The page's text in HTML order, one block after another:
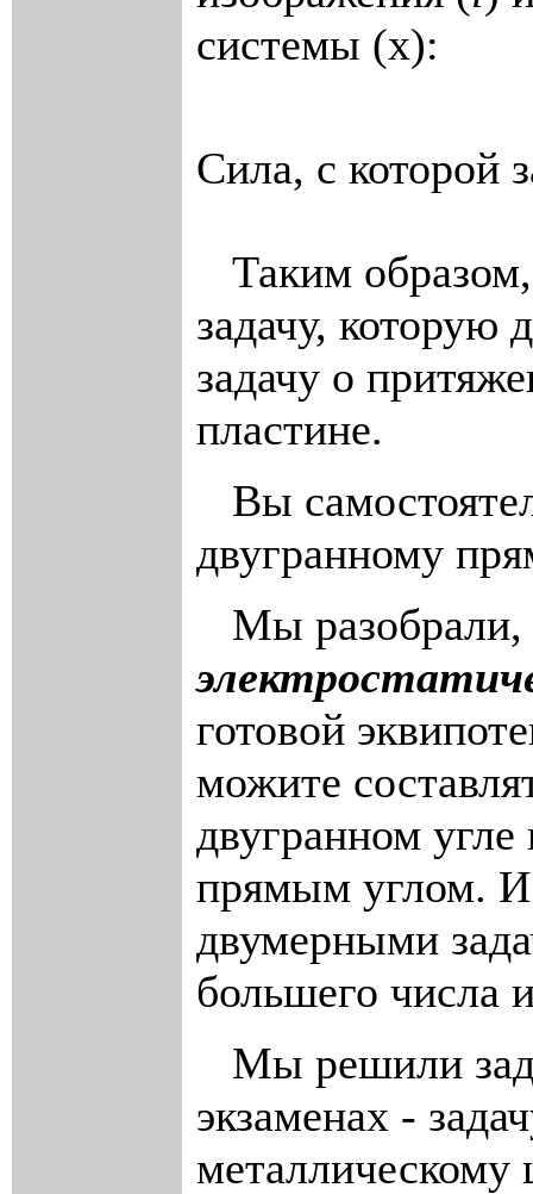
системы (х):
Сила, с которой
Таким
задачу, которую
задачу о
пластине.
Вы
двугранному
Мы разобрали,
готовой
можите
двугранном
прямым углом. И
двумерными
большего числа
Мы решили
экзаменах -
металлическому